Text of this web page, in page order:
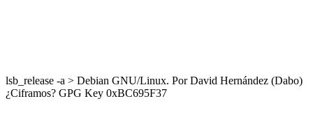
lsb_release -a > Debian GNU/Linux. Por David Hernández (Dabo)
¿Ciframos? GPG Key 0xBC695F37